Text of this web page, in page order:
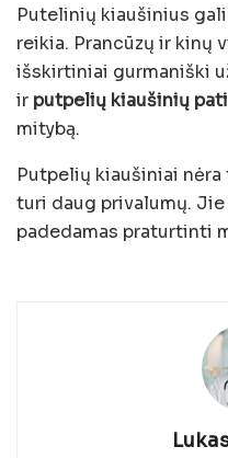
Putelinių kiaušinius
reikia. Prancūzų ir kinų
išskirtiniai gurmaniški
ir putpelių kiaušinių
mitybą.
Putpelių kiaušiniai
turi daug privalumų.
padedamas praturtinti